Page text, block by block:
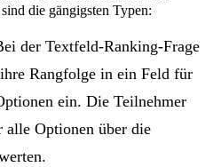
die gängigsten Typen:
der Textfeld-Ranking-Frage
Rangfolge in ein Feld für
ein. Die Teilnehmer
alle Optionen über die